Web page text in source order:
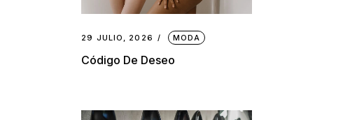
29 JULIO, 2026 MODA
Código De Deseo